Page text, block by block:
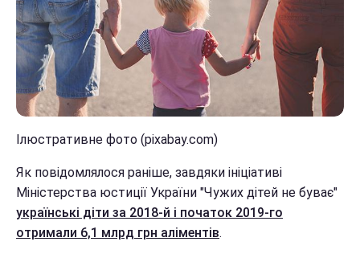
Ілюстративне фото (pixabay.com)
Як повідомлялося раніше, завдяки ініціативі
Міністерства юстиції України "Чужих дітей не буває"
українські діти за 2018-й і початок 2019-го
отримали 6,1 млрд грн аліментів.